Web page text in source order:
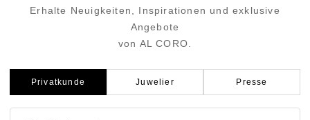
Erhalte Neuigkeiten, Inspirationen und exklusive
Angebote
von AL CORO.
Privatkunde Juwelier Presse